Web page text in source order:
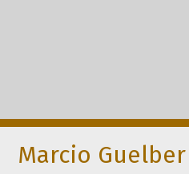
Marcio